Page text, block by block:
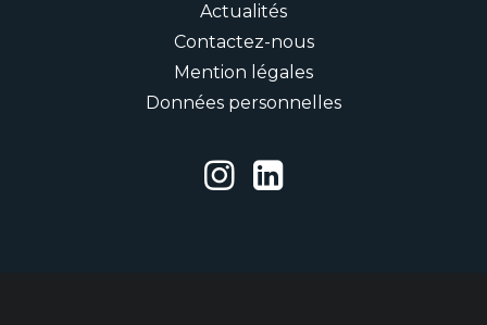
Actualités
Contactez-nous
Mention légales
Données personnelles